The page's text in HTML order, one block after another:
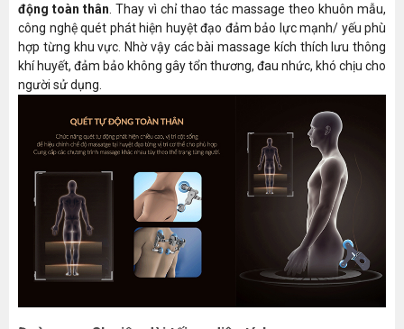
Body
scan
Chân ghế
kéo dài
tối đa
Bluetooth
nghe
Có
Cài đặt
an toàn
người
dùng
Chế độ bảo vệ quá nóng, quá dòng, quá tải điện
Tự động tắt khi quá tải phần massage chân và
bàn chân.
động toàn thân . Thay vì chỉ thao tác massage theo khuôn mẫu,
công nghệ quét phát hiện huyệt đạo đảm bảo lực mạnh/ yếu phù
hợp từng khu vực. Nhờ vậy các bài massage kích thích lưu thông
khí huyết, đảm bảo không gây tổn thương, đau nhức, khó chịu cho
người sử dụng.